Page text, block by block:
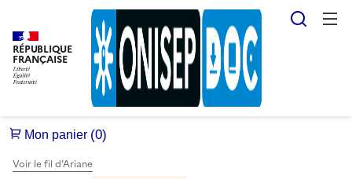
RÉPUBLIQUE
FRANÇAISE
Voir le fil d’Ariane